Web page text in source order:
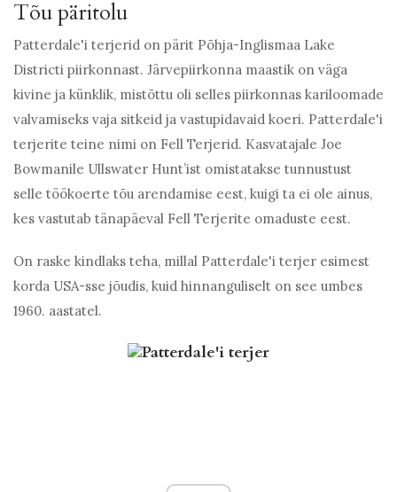
Tõu päritolu
Patterdale'i terjerid on pärit Põhja-Inglismaa Lake
Districti piirkonnast. Järvepiirkonna maastik on väga
kivine ja künklik, mistõttu oli selles piirkonnas kariloomade
valvamiseks vaja sitkeid ja vastupidavaid koeri. Patterdale'i
terjerite teine ​​nimi on Fell Terjerid. Kasvatajale Joe
Bowmanile Ullswater Hunt’ist omistatakse tunnustust
selle töökoerte tõu arendamise eest, kuigi ta ei ole ainus,
kes vastutab tänapäeval Fell Terjerite omaduste eest.
On raske kindlaks teha, millal Patterdale'i terjer esimest
korda USA-sse jõudis, kuid hinnanguliselt on see umbes
1960. aastatel.